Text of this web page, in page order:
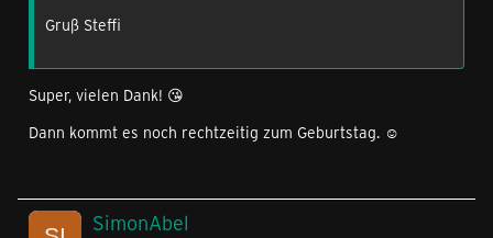
Gruß Steffi
Super, vielen Dank! 😘
Dann kommt es noch rechtzeitig zum Geburtstag. ☺️
SimonAbel